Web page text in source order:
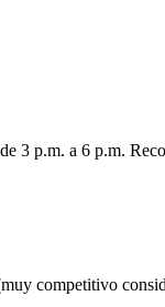
3 p.m. a 6 p.m.
competitivo